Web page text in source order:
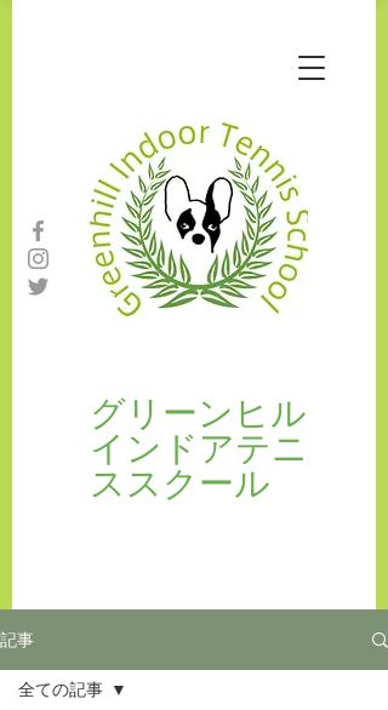
​​グリーンヒル
インドアテニ
ススクール
記事
全ての記事